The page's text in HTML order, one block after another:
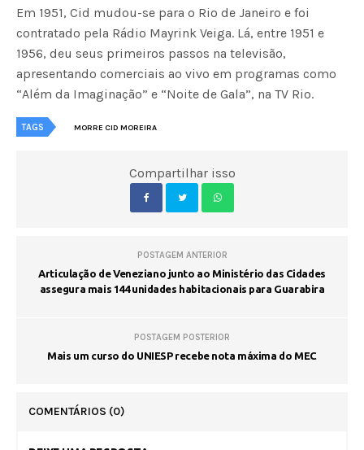
Em 1951, Cid mudou-se para o Rio de Janeiro e foi
contratado pela Rádio Mayrink Veiga. Lá, entre 1951 e
1956, deu seus primeiros passos na televisão,
apresentando comerciais ao vivo em programas como
“Além da Imaginação” e “Noite de Gala”, na TV Rio.
TAGS MORRE CID MOREIRA
Compartilhar isso
POSTAGEM ANTERIOR
Articulação de Veneziano junto ao Ministério das Cidades
assegura mais 144 unidades habitacionais para Guarabira
POSTAGEM POSTERIOR
Mais um curso do UNIESP recebe nota máxima do MEC
COMENTÁRIOS (0)